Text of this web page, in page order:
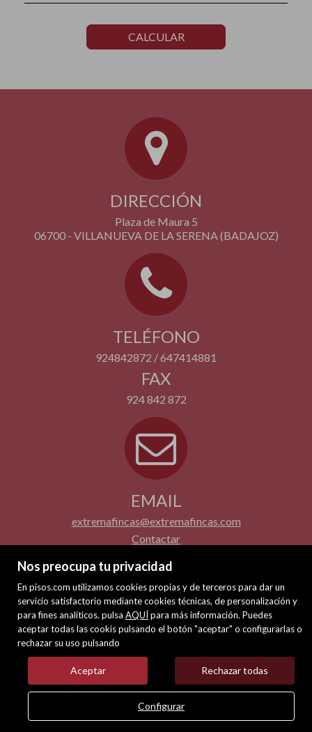
Nos preocupa tu privacidad
En pisos.com utilizamos cookies propias y de terceros para dar un
servicio satisfactorio mediante cookies técnicas, de personalización y
para fines analíticos. pulsa AQUÍ para más información. Puedes
aceptar todas las cookis pulsando el botón "aceptar" o configurarlas o
rechazar su uso pulsando
Aceptar Rechazar todas
Configurar
CALCULAR
DIRECCIÓN
Plaza de Maura 5
06700 - VILLANUEVA DE LA SERENA (BADAJOZ)
TELÉFONO
924842872 / 647414881
FAX
924 842 872
EMAIL
extremafincas@extremafincas.com
Contactar